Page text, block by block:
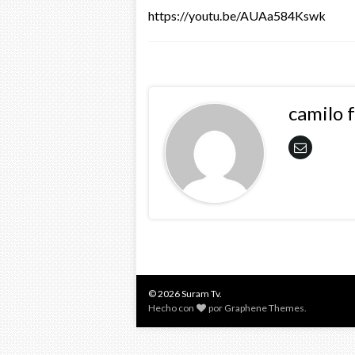
https://youtu.be/AUAa584Kswk
camilo
© 2026 Suram Tv.
Hecho con
por Graphene Themes.